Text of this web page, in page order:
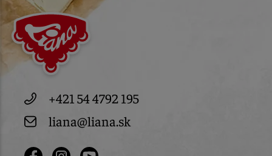
+421 54 4792 195
liana@liana.sk